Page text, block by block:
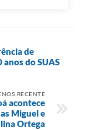
de
do SUAS
RECENTE
acontece
Miguel e
Ortega